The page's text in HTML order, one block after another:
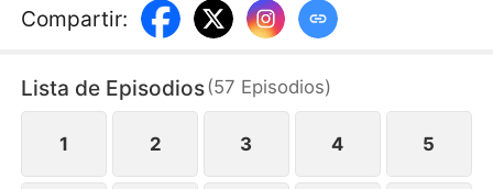
humillan públicamente y la obligan a asumir la culpa
por la ex de su esposo. Destrozada, se divorcia de
la ciudad y se reúne con su hijo biológico,
intercambiado al nacer. Al final, no tienen más
opción que arrodillarse y suplicarle su perdón.
Compartir:
Lista de Episodios(57 Episodios)
1 2 3 4 5